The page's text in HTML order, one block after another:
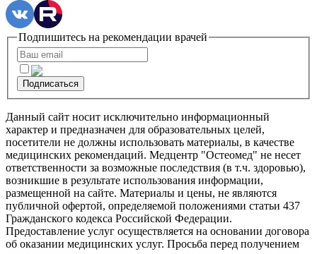
Подпишитесь на рекомендации врачей
Подписаться
Данный сайт носит исключительно информационный
характер и предназначен для образовательных целей,
посетители не должны использовать материалы, в качестве
медицинских рекомендаций. Медцентр "Остеомед" не несет
ответственности за возможные последствия (в т.ч. здоровью),
возникшие в результате использования информации,
размещенной на сайте. Материалы и цены, не являются
публичной офертой, определяемой положениями статьи 437
Гражданского кодекса Российской Федерации.
Предоставление услуг осуществляется на основании договора
об оказании медицинских услуг. Просьба перед получением